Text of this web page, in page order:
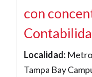
con
Localidad:
Tampa Bay